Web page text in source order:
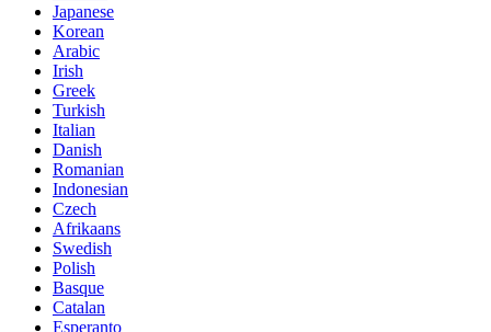
Japanese
Korean
Arabic
Irish
Greek
Turkish
Italian
Danish
Romanian
Indonesian
Czech
Afrikaans
Swedish
Polish
Basque
Catalan
Esperanto